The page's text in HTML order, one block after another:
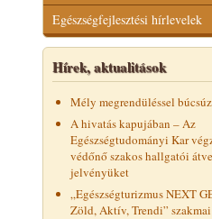
Egészségfejlesztési hírlevelek
Hírek, aktualitások
Mély megrendüléssel
A hivatás kapujában – Az
Egészségtudományi Kar
védőnő szakos hallgatói
jelvényüket
„Egészségturizmus NEXT
Zöld, Aktív, Trendi”